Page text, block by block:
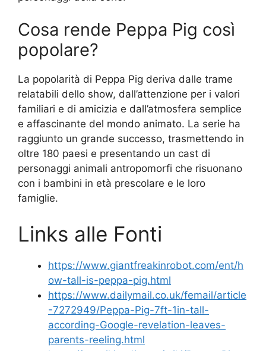
Cosa rende Peppa Pig così
popolare?
La popolarità di Peppa Pig deriva dalle trame
relatabili dello show, dall’attenzione per i valori
familiari e di amicizia e dall’atmosfera semplice
e affascinante del mondo animato. La serie ha
raggiunto un grande successo, trasmettendo in
oltre 180 paesi e presentando un cast di
personaggi animali antropomorfi che risuonano
con i bambini in età prescolare e le loro
famiglie.
Links alle Fonti
https://www.giantfreakinrobot.com/ent/h
ow-tall-is-peppa-pig.html
https://www.dailymail.co.uk/femail/article
-7272949/Peppa-Pig-7ft-1in-tall-
according-Google-revelation-leaves-
parents-reeling.html